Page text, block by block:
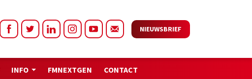
NIEUWSBRIEF
INFO FMNEXTGEN CONTACT